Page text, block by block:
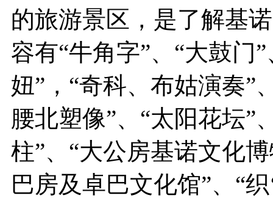
的旅游景区，是了解基
容有“牛角字”、“大鼓门
妞”，“奇科、布姑演奏”
腰北塑像”、“太阳花坛”
柱”、“大公房基诺文化
巴房及卓巴文化馆”、“